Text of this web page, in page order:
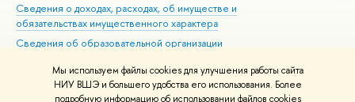
Мы используем файлы cookies для улучшения работы сайта
НИУ ВШЭ и большего удобства его использования. Более
подробную информацию об использовании файлов cookies
Сведения о доходах, расходах, об имуществе и
обязательствах имущественного характера
Сведения об образовательной организации
Людям с ограниченными возможностями здоровья
Единая платежная страница